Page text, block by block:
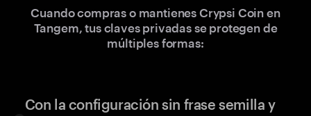
Cuando compras o mantienes Crypsi Coin en
Tangem, tus claves privadas se protegen de
múltiples formas:
Con la configuración sin frase semilla y